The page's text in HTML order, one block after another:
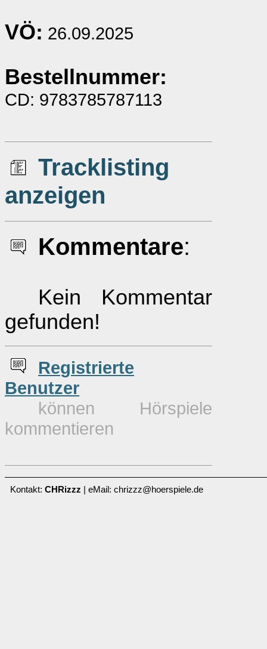
VÖ: 26.09.2025
Bestellnummer:
CD: 9783785787113
Tracklisting
anzeigen
Kommentare:
Kein Kommentar
gefunden!
Registrierte
Benutzer
können Hörspiele
kommentieren
Kontakt: CHRizzz | eMail: chrizzz@hoerspiele.de